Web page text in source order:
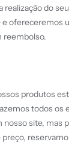
realização do
ofereceremos
reembolso.
produtos
todos os
nosso site, mas